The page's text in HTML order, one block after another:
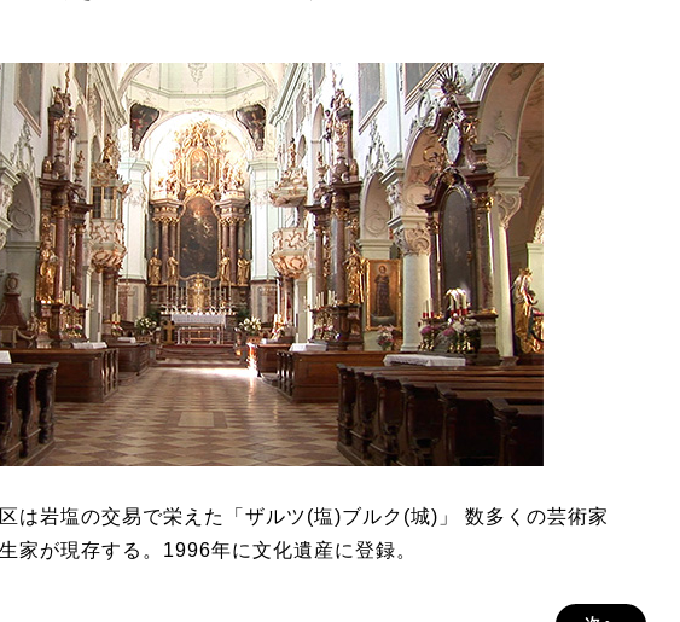
は岩塩の交易で栄えた「ザルツ(塩)ブルク(城)」 数多くの芸術家
家が現存する。1996年に文化遺産に登録。